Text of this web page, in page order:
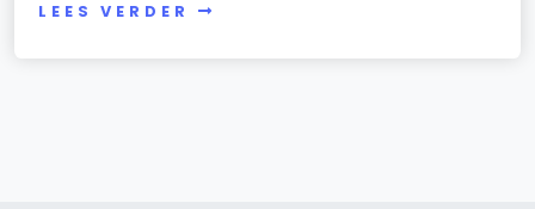
LEES VERDER